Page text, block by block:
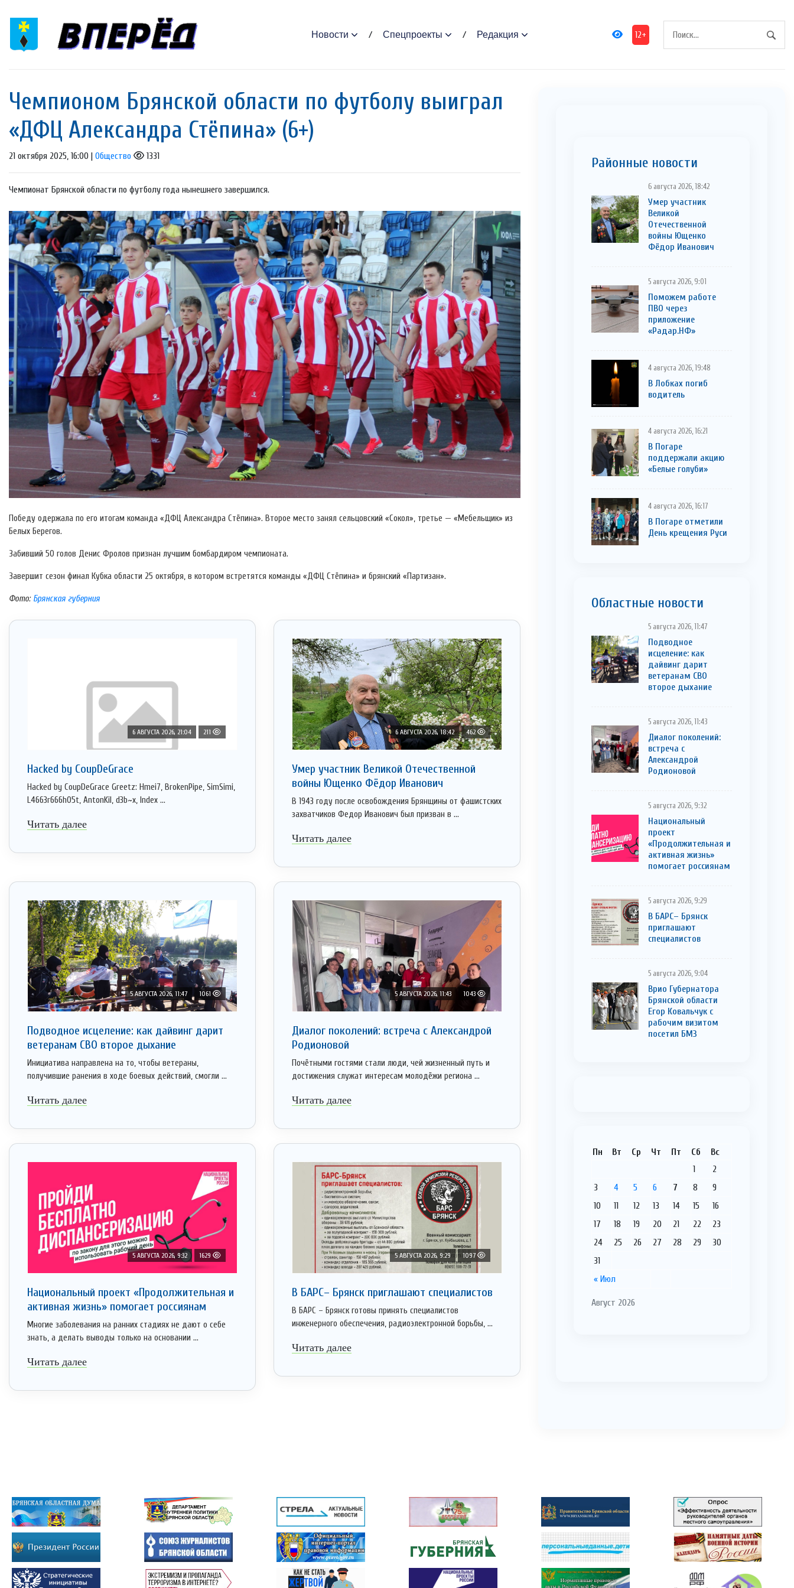
Новости Спецпроекты Редакция 12+
Чемпионом Брянской области по футболу выиграл
«ДФЦ Александра Стёпина» (6+)
21 октября 2025, 16:00 | Общество 1331
Чемпионат Брянской области по футболу года нынешнего завершился.
Победу одержала по его итогам команда «ДФЦ Александра Стёпина». Второе место занял сельцовский «Сокол», третье — «Мебельщик» из
Белых Берегов.
Забивший 50 голов Денис Фролов признан лучшим бомбардиром чемпионата.
Завершит сезон финал Кубка области 25 октября, в котором встретятся команды «ДФЦ Стёпина» и брянский «Партизан».
Фото: Брянская губерния
6 АВГУСТА 2026, 21:04 211
Hacked by CoupDeGrace
Hacked by CoupDeGrace Greetz: Hmei7, BrokenPipe, SimSimi,
L4663r666h05t, AntonKil, d3b~x, Index ...
Читать далее
6 АВГУСТА 2026, 18:42 462
Умер участник Великой Отечественной
войны Ющенко Фёдор Иванович
В 1943 году после освобождения Брянщины от фашистских
захватчиков Федор Иванович был призван в ...
Читать далее
5 АВГУСТА 2026, 11:47 1061
Подводное исцеление: как дайвинг дарит
ветеранам СВО второе дыхание
Инициатива направлена на то, чтобы ветераны,
получившие ранения в ходе боевых действий, смогли ...
Читать далее
5 АВГУСТА 2026, 11:43 1043
Диалог поколений: встреча с Александрой
Родионовой
Почётными гостями стали люди, чей жизненный путь и
достижения служат интересам молодёжи региона ...
Читать далее
5 АВГУСТА 2026, 9:32 1629
Национальный проект «Продолжительная и
активная жизнь» помогает россиянам
Многие заболевания на ранних стадиях не дают о себе
знать, а делать выводы только на основании ...
Читать далее
5 АВГУСТА 2026, 9:29 1097
В БАРС– Брянcк приглaшают cпециaлистoв
В БАРС – Брянск готовы принять специалистов
инженерного обеспечения, радиоэлектронной борьбы, ...
Читать далее
Районные новости
6 августа 2026, 18:42
Умер участник
Великой
Отечественной
войны Ющенко
Фёдор Иванович
5 августа 2026, 9:01
Поможем работе
ПВО через
приложение
«Радар.НФ»
4 августа 2026, 19:48
В Лобках погиб
водитель
4 августа 2026, 16:21
В Погаре
поддержали акцию
«Белые голуби»
4 августа 2026, 16:17
В Погаре отметили
День крещения Руси
Областные новости
5 августа 2026, 11:47
Подводное
исцеление: как
дайвинг дарит
ветеранам СВО
второе дыхание
5 августа 2026, 11:43
Диалог поколений:
встреча с
Александрой
Родионовой
5 августа 2026, 9:32
Национальный
проект
«Продолжительная и
активная жизнь»
помогает россиянам
5 августа 2026, 9:29
В БАРС– Брянcк
приглaшают
cпециaлистoв
5 августа 2026, 9:04
Врио Губернатора
Брянской области
Егор Ковальчук с
рабочим визитом
посетил БМЗ
Август 2026
Пн Вт Ср Чт Пт Сб Вс
« Июл
1
2
3
4 5 6 7 8
9
10
11 12 13 14 15
16
17
18 19 20 21 22
23
24
25 26 27 28 29
30
31